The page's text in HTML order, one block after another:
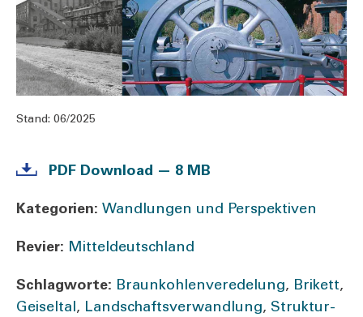
Stand: 06/2025
PDF Down­load — 8 MB
Kate­go­rien: Wandlungen und Per­spek­ti­ven
Revier: Mit­tel­deutsch­land
Schlag­wor­te: Braun­koh­len­ver­ede­lung, Bri­kett,
Gei­sel­tal, Land­schafts­ver­wand­lung, Struk­tur­